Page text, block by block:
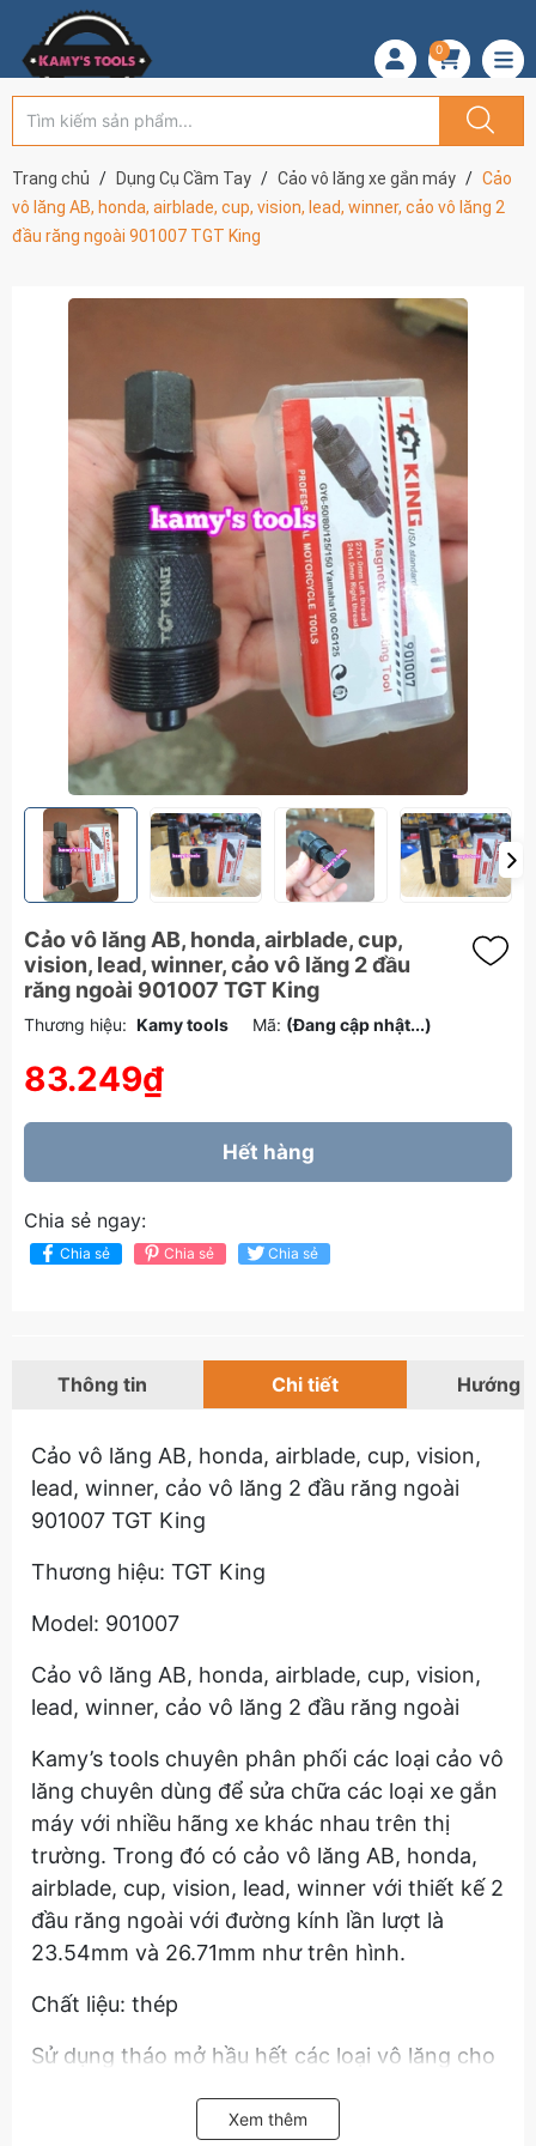
0
Trang chủ Dụng Cụ Cầm Tay Cảo vô lăng xe gắn máy
Cảo
vô lăng AB, honda, airblade, cup, vision, lead, winner, cảo vô lăng 2
đầu răng ngoài 901007 TGT King
Cảo vô lăng AB, honda, airblade, cup,
vision, lead, winner, cảo vô lăng 2 đầu
răng ngoài 901007 TGT King
Thương hiệu: Kamy tools Mã: (Đang cập nhật...)
83.249₫
Hết hàng
Chia sẻ ngay:
Chia sẻ Chia sẻ Chia sẻ
Thông tin Chi tiết Hướng
Cảo vô lăng AB, honda, airblade, cup, vision,
lead, winner, cảo vô lăng 2 đầu răng ngoài
901007 TGT King
Thương hiệu: TGT King
Model: 901007
Cảo vô lăng AB, honda, airblade, cup, vision,
lead, winner, cảo vô lăng 2 đầu răng ngoài
Kamy’s tools chuyên phân phối các loại cảo vô
lăng chuyên dùng để sửa chữa các loại xe gắn
máy với nhiều hãng xe khác nhau trên thị
trường. Trong đó có cảo vô lăng AB, honda,
airblade, cup, vision, lead, winner với thiết kế 2
đầu răng ngoài với đường kính lần lượt là
23.54mm và 26.71mm như trên hình.
Chất liệu: thép
Sử dụng tháo mở hầu hết các loại vô lăng cho
vision, lead, winner…Xem thêm